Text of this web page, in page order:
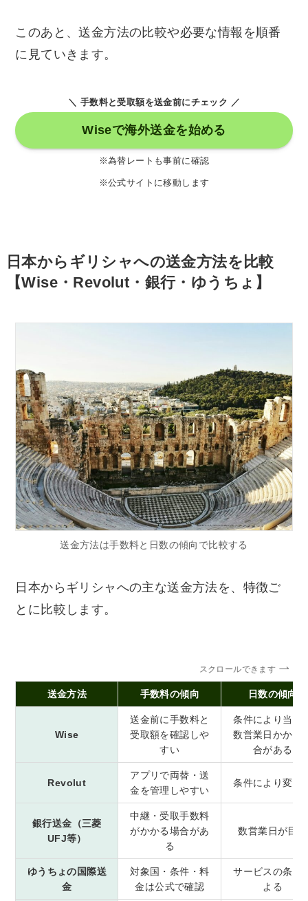
このあと、送金方法の比較や必要な情報を順番
に見ていきます。
＼ 手数料と受取額を送金前にチェック ／
Wiseで海外送金を始める
※為替レートも事前に確認
※公式サイトに移動します
日本からギリシャへの送金方法を比較
【Wise・Revolut・銀行・ゆうちょ】
送金方法は手数料と日数の傾向で比較する
日本からギリシャへの主な送金方法を、特徴ご
とに比較します。
スクロールできます
送金方法 手数料の傾向 日数の傾向
Wise
送金前に手数料と
受取額を確認しや
すい
条件により当日
数営業日かかる
合がある
Revolut
アプリで両替・送
金を管理しやすい
条件により変わ
銀行送金（三菱
UFJ等）
中継・受取手数料
がかかる場合があ
る
数営業日が目安
ゆうちょの国際送
金
対象国・条件・料
金は公式で確認
サービスの条件
よる